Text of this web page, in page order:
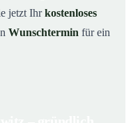
jetzt Ihrkostenloses
Wunschtermin für ein